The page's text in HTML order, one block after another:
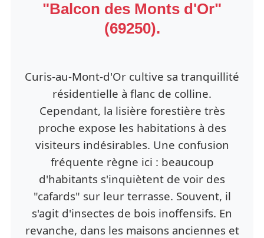
"Balcon des Monts d'Or"
(69250).
Curis-au-Mont-d'Or cultive sa tranquillité
résidentielle à flanc de colline.
Cependant, la lisière forestière très
proche expose les habitations à des
visiteurs indésirables. Une confusion
fréquente règne ici : beaucoup
d'habitants s'inquiètent de voir des
"cafards" sur leur terrasse. Souvent, il
s'agit d'insectes de bois inoffensifs. En
revanche, dans les maisons anciennes et